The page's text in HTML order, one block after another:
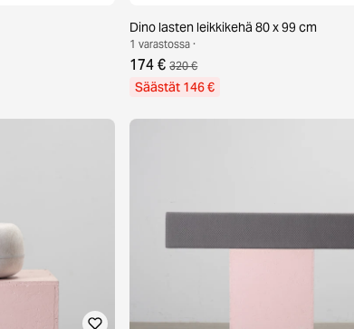
Dino lasten leikkikehä 80 x 99 cm
1 varastossa ·
174 € 320 €
Säästät 146 €